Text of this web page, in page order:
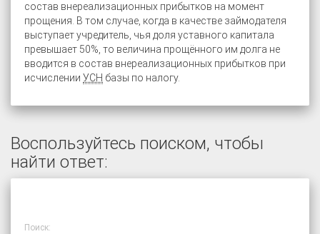
состав внереализационных прибытков на момент
прощения. В том случае, когда в качестве займодателя
выступает учредитель, чья доля уставного капитала
превышает 50%, то величина прощённого им долга не
вводится в состав внереализационных прибытков при
исчислении УСН базы по налогу.
Воспользуйтесь поиском, чтобы
найти ответ:
Поиск: